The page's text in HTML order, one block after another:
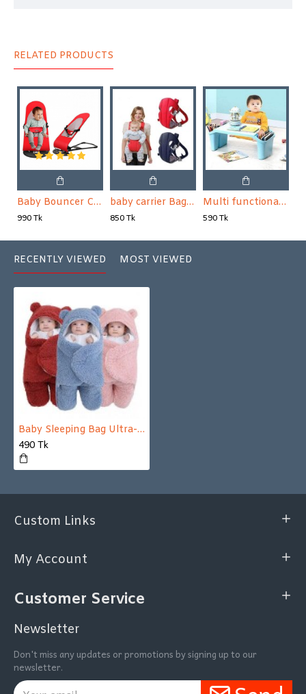
RELATED PRODUCTS
Baby Bouncer Chair
990 Tk
baby carrier Bag Baby Carrying Bag
850 Tk
Multi functional Baby Kid's Reading Table
590 Tk
RECENTLY VIEWED MOST VIEWED
Baby Sleeping Bag Ultra-Soft Fluffy Fleece Newborn Receiving Blanket Infant Boys Girls Clothes Sleeping
490 Tk
Custom Links
My Account
Customer Service
Newsletter
Don't miss any updates or promotions by signing up to our
newsletter.